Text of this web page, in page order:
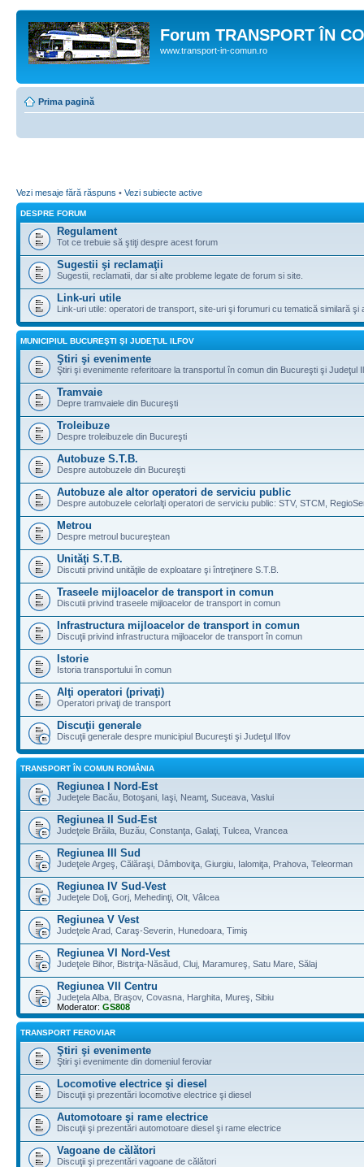
Forum TRANSPORT ÎN
www.transport-in-comun.ro
Prima pagină
Vezi mesaje fără răspuns • Vezi subiecte active
DESPRE FORUM
Regulament
Tot ce trebuie să ştiţi despre acest forum
Sugestii şi reclamaţii
Sugestii, reclamatii, dar si alte probleme legate de forum si site.
Link-uri utile
Link-uri utile: operatori de transport, site-uri şi forumuri cu tematică similară şi
MUNICIPIUL BUCUREŞTI ŞI JUDEŢUL ILFOV
Ştiri şi evenimente
Ştiri şi evenimente referitoare la transportul în comun din Bucureşti şi Judeţul
Tramvaie
Depre tramvaiele din Bucureşti
Troleibuze
Despre troleibuzele din Bucureşti
Autobuze S.T.B.
Despre autobuzele din Bucureşti
Autobuze ale altor operatori de serviciu public
Despre autobuzele celorlalţi operatori de serviciu public: STV, STCM,
Metrou
Despre metroul bucureştean
Unităţi S.T.B.
Discutii privind unităţile de exploatare şi întreţinere S.T.B.
Traseele mijloacelor de transport in comun
Discutii privind traseele mijloacelor de transport in comun
Infrastructura mijloacelor de transport in comun
Discuţii privind infrastructura mijloacelor de transport în comun
Istorie
Istoria transportului în comun
Alţi operatori (privaţi)
Operatori privaţi de transport
Discuţii generale
Discuţii generale despre municipiul Bucureşti şi Judeţul Ilfov
TRANSPORT ÎN COMUN ROMÂNIA
Regiunea I Nord-Est
Judeţele Bacău, Botoşani, Iaşi, Neamţ, Suceava, Vaslui
Regiunea II Sud-Est
Judeţele Brăila, Buzău, Constanţa, Galaţi, Tulcea, Vrancea
Regiunea III Sud
Judeţele Argeş, Călăraşi, Dâmboviţa, Giurgiu, Ialomiţa, Prahova, Teleorman
Regiunea IV Sud-Vest
Judeţele Dolj, Gorj, Mehedinţi, Olt, Vâlcea
Regiunea V Vest
Judeţele Arad, Caraş-Severin, Hunedoara, Timiş
Regiunea VI Nord-Vest
Judeţele Bihor, Bistriţa-Năsăud, Cluj, Maramureş, Satu Mare, Sălaj
Regiunea VII Centru
Judeţela Alba, Braşov, Covasna, Harghita, Mureş, Sibiu
Moderator: GS808
TRANSPORT FEROVIAR
Ştiri şi evenimente
Ştiri şi evenimente din domeniul feroviar
Locomotive electrice şi diesel
Discuţii şi prezentări locomotive electrice şi diesel
Automotoare şi rame electrice
Discuţii şi prezentări automotoare diesel şi rame electrice
Vagoane de călători
Discuţii şi prezentări vagoane de călători